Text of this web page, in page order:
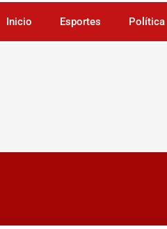
Inicio Esportes Política